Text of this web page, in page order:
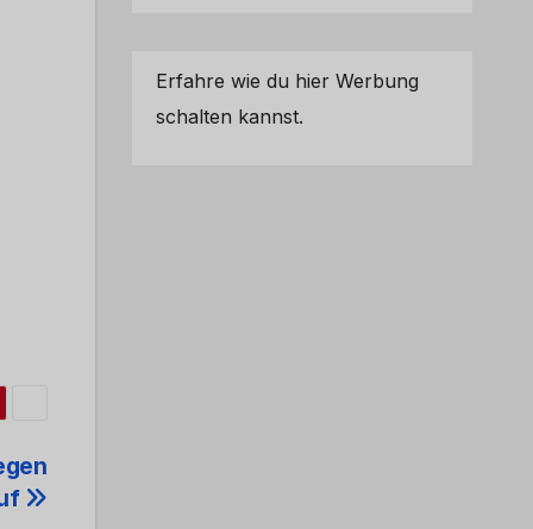
Erfahre wie du hier Werbung
schalten kannst.